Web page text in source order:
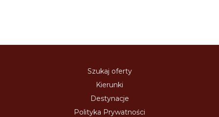
Szukaj oferty
Kierunki
Destynacje
Polityka Prywatności